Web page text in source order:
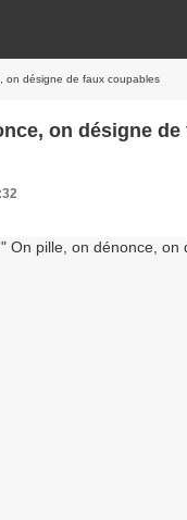
on désigne de faux coupables
on désigne de